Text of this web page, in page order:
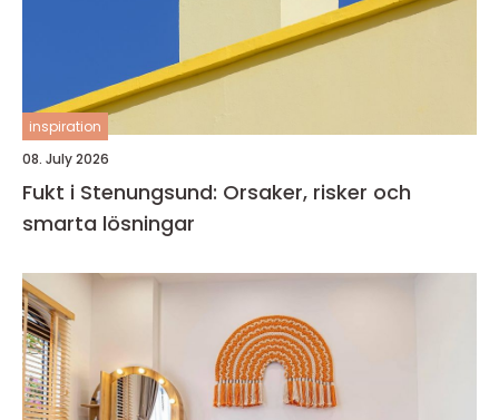
inspiration
08. July 2026
Fukt i Stenungsund: Orsaker, risker och
smarta lösningar